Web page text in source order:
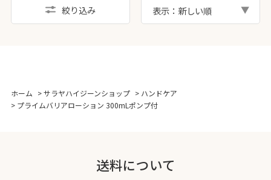
絞り込み 表示：新しい順
ホーム >サラヤハイジーンショップ > ハンドケア
> プライムバリアローション 300mLポンプ付
送料について